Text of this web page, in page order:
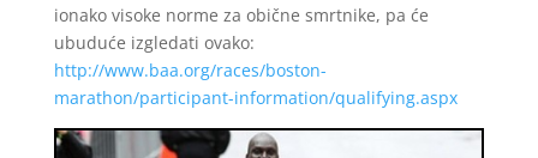
ionako visoke norme za obične smrtnike, pa će
ubuduće izgledati ovako:
http://www.baa.org/races/boston-
marathon/participant-information/qualifying.aspx